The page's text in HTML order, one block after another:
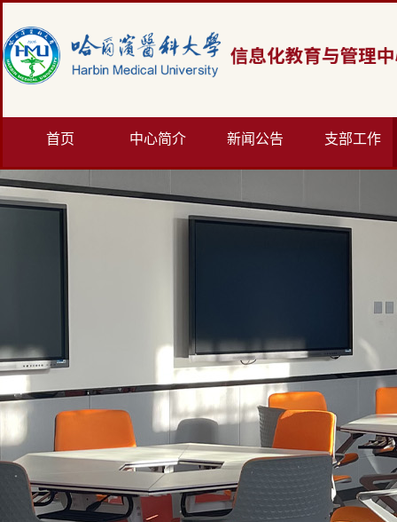
首页 中心简介 新闻公告 支部工作